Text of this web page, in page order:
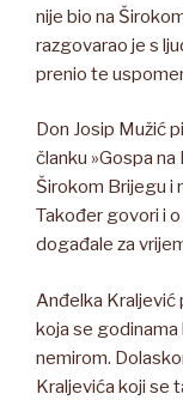
nije bio na
razgovarao je s
prenio te
Don Josip Mužić
članku »Gospa
Širokom Brijegu i
Također govori i
događale za
Anđelka Kraljević
koja se
nemirom.
Kraljevića koji se